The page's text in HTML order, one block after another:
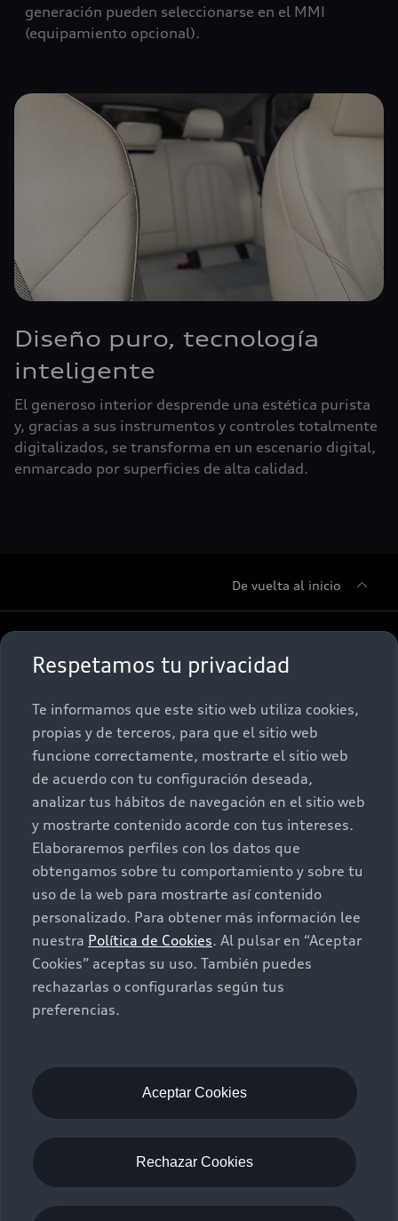
Respetamos tu privacidad
Te informamos que este sitio web utiliza cookies,
propias y de terceros, para que el sitio web
funcione correctamente, mostrarte el sitio web
de acuerdo con tu configuración deseada,
analizar tus hábitos de navegación en el sitio web
y mostrarte contenido acorde con tus intereses.
Elaboraremos perfiles con los datos que
obtengamos sobre tu comportamiento y sobre tu
uso de la web para mostrarte así contenido
personalizado. Para obtener más información lee
nuestra Política de Cookies. Al pulsar en “Aceptar
Cookies” aceptas su uso. También puedes
rechazarlas o configurarlas según tus
preferencias.
Aceptar Cookies
Rechazar Cookies
generación pueden seleccionarse en el MMI
(equipamiento opcional).
Diseño puro, tecnología
inteligente
El generoso interior desprende una estética purista
y, gracias a sus instrumentos y controles totalmente
digitalizados, se transforma en un escenario digital,
enmarcado por superficies de alta calidad.
De vuelta al inicio
Sobre Nosotros
Nuestras Promociones
Postventa
Audi Aftersales
Autos Nuevos
Quiero un Audi nuevo
Seminuevos
Audi Certified :plus
Contacto
Contáctanos
Citas de servicio
Información de vehículo nuevo
Utilizamos cookies para mejorar nuestro sitio
web y tu experiencia en línea. Al continuar
cookies.
Aviso de privacidad